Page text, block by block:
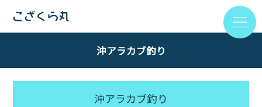
沖アラカブ釣り
沖アラカブ釣り